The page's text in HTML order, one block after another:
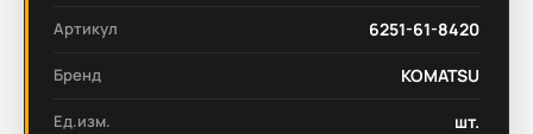
Артикул 6251-61-8420
Бренд KOMATSU
Ед.изм. шт.